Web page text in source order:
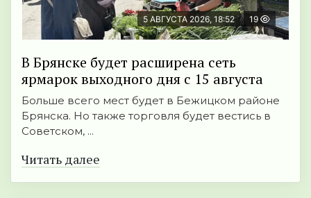
5 АВГУСТА 2026, 18:52 19
В Брянске будет расширена сеть
ярмарок выходного дня с 15 августа
Больше всего мест будет в Бежицком районе
Брянска. Но также торговля будет вестись в
Советском, ...
Читать далее